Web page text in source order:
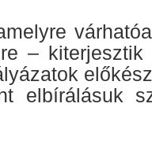
–
elbírálásuk